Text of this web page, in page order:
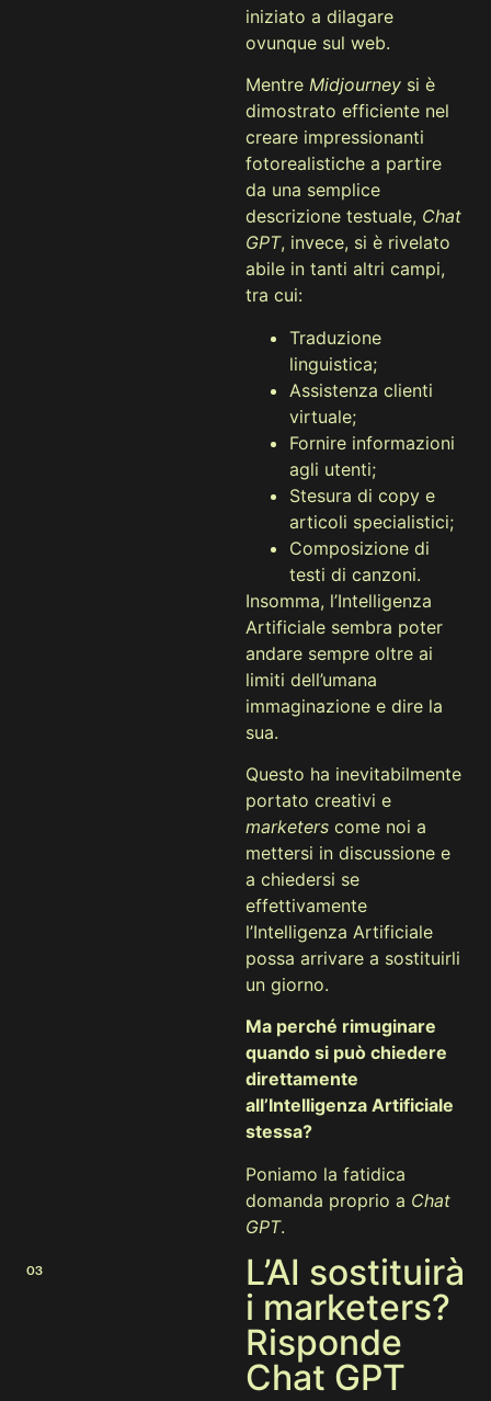
iniziato a dilagare
ovunque sul web.
Mentre Midjourney si è
dimostrato efficiente nel
creare impressionanti
fotorealistiche a partire
da una semplice
descrizione testuale, Chat
GPT, invece, si è rivelato
abile in tanti altri campi,
tra cui:
Traduzione
linguistica;
Assistenza clienti
virtuale;
Fornire informazioni
agli utenti;
Stesura di copy e
articoli specialistici;
Composizione di
testi di canzoni.
Insomma, l’Intelligenza
Artificiale sembra poter
andare sempre oltre ai
limiti dell’umana
immaginazione e dire la
sua.
Questo ha inevitabilmente
portato creativi e
marketers come noi a
mettersi in discussione e
a chiedersi se
effettivamente
l’Intelligenza Artificiale
possa arrivare a sostituirli
un giorno.
Ma perché rimuginare
quando si può chiedere
direttamente
all’Intelligenza Artificiale
stessa?
Poniamo la fatidica
domanda proprio a Chat
GPT.
03
L’AI sostituirà
i marketers?
Risponde
Chat GPT